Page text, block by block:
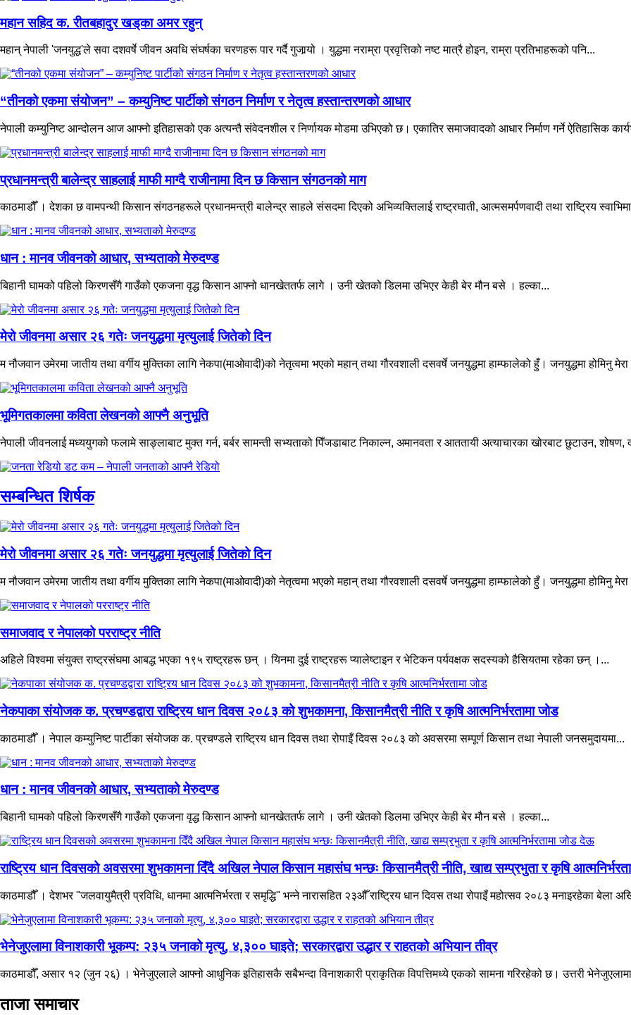
महान सहिद क. रीतबहादुर खड्‌का अमर रहुन्
महान् नेपाली 'जनयुद्ध'ले सवा दशवर्षे जीवन अवधि संघर्षका चरणहरू पार गर्दै गुजार्‍यो । युद्धमा नराम्रा प्रवृत्तिको नष्ट मात्रै होइन, राम्रा प्रतिभाहरूको पनि...
“तीनको एकमा संयोजन” – कम्युनिष्ट पार्टीको संगठन निर्माण र नेतृत्व हस्तान्तरणको आधार
नेपाली कम्युनिष्ट आन्दोलन आज आफ्नो इतिहासको एक अत्यन्तै संवेदनशील र निर्णायक मोडमा उभिएको छ। एकातिर समाजवादको आधार निर्माण गर्ने ऐतिहासिक
प्रधानमन्त्री बालेन्द्र साहलाई माफी माग्दै राजीनामा दिन छ किसान संगठनको माग
काठमाडौँ । देशका छ वामपन्थी किसान संगठनहरूले प्रधानमन्त्री बालेन्द्र साहले संसदमा दिएको अभिव्यक्तिलाई राष्ट्रघाती, आत्मसमर्पणवादी तथा राष्ट्रिय
धान : मानव जीवनको आधार, सभ्यताको मेरुदण्ड
बिहानी घामको पहिलो किरणसँगै गाउँको एकजना वृद्ध किसान आफ्नो धानखेततर्फ लागे । उनी खेतको डिलमा उभिएर केही बेर मौन बसे । हल्का...
मेरो जीवनमा असार २६ गतेः जनयुद्धमा मृत्युलाई जितेको दिन
म नौजवान उमेरमा जातीय तथा वर्गीय मुक्तिका लागि नेकपा(माओवादी)को नेतृत्वमा भएको महान् तथा गौरवशाली दसवर्षे जनयुद्धमा हाम्फालेको हुँ। जनयुद्धमा होमिनु मेरा
भूमिगतकालमा कविता लेखनको आफ्नै अनुभूति
नेपाली जीवनलाई मध्ययुगको फलामे साङ्लाबाट मुक्त गर्न, बर्बर सामन्ती सभ्यताको पिँजडाबाट निकाल्न, अमानवता र आततायी अत्याचारका खोरबाट छुटाउन, शोषण,
सम्बन्धित शिर्षक
मेरो जीवनमा असार २६ गतेः जनयुद्धमा मृत्युलाई जितेको दिन
म नौजवान उमेरमा जातीय तथा वर्गीय मुक्तिका लागि नेकपा(माओवादी)को नेतृत्वमा भएको महान् तथा गौरवशाली दसवर्षे जनयुद्धमा हाम्फालेको हुँ। जनयुद्धमा होमिनु मेरा
समाजवाद र नेपालको परराष्ट्र नीति
अहिले विश्वमा संयुक्त राष्ट्रसंघमा आबद्ध भएका १९५ राष्ट्रहरू छन् । यिनमा दुई राष्ट्रहरू प्यालेष्टाइन र भेटिकन पर्यवक्षक सदस्यको हैसियतमा रहेका छन् ।...
नेकपाका संयोजक क. प्रचण्डद्वारा राष्ट्रिय धान दिवस २०८३ को शुभकामना, किसानमैत्री नीति र कृषि आत्मनिर्भरतामा जोड
काठमाडौँ । नेपाल कम्युनिष्ट पार्टीका संयोजक क. प्रचण्डले राष्ट्रिय धान दिवस तथा रोपाइँ दिवस २०८३ को अवसरमा सम्पूर्ण किसान तथा नेपाली जनसमुदायमा...
धान : मानव जीवनको आधार, सभ्यताको मेरुदण्ड
बिहानी घामको पहिलो किरणसँगै गाउँको एकजना वृद्ध किसान आफ्नो धानखेततर्फ लागे । उनी खेतको डिलमा उभिएर केही बेर मौन बसे । हल्का...
राष्ट्रिय धान दिवसको अवसरमा शुभकामना दिँदै अखिल नेपाल किसान महासंघ भन्छः किसानमैत्री नीति, खाद्य सम्प्रभुता र कृषि
काठमाडौँ । देशभर "जलवायुमैत्री प्रविधि, धानमा आत्मनिर्भरता र समृद्धि" भन्ने नारासहित २३औँ राष्ट्रिय धान दिवस तथा रोपाइँ महोत्सव २०८३ मनाइरहेका बेला
भेनेजुएलामा विनाशकारी भूकम्प: २३५ जनाको मृत्यु, ४,३०० घाइते; सरकारद्वारा उद्धार र राहतको अभियान तीव्र
काठमाडौँ, असार १२ (जुन २६) । भेनेजुएलाले आफ्नो आधुनिक इतिहासकै सबैभन्दा विनाशकारी प्राकृतिक विपत्तिमध्ये एकको सामना गरिरहेको छ। उत्तरी
ताजा समाचार